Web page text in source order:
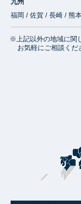
福岡 / 佐賀 / 長崎 / 熊
※上記以外の地域に関
お気軽にご相談くだ